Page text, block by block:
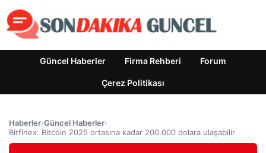
Güncel Haberler Firma Rehberi Forum
Çerez Politikası
Haberler›Güncel Haberler›
Bitfinex: Bitcoin 2025 ortasına kadar 200.000 dolara ulaşabilir